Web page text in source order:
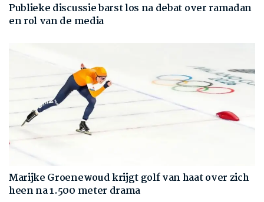
Publieke discussie barst los na debat over ramadan
en rol van de media
Marijke Groenewoud krijgt golf van haat over zich
heen na 1.500 meter drama